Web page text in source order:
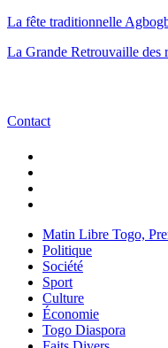
La fête traditionnelle
La Grande Retrouvaille
Contact
Matin Libre Togo,
Politique
Société
Sport
Culture
Économie
Togo Diaspora